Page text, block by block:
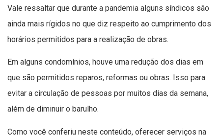
Vale ressaltar que durante a pandemia alguns síndicos são
ainda mais rígidos no que diz respeito ao cumprimento dos
horários permitidos para a realização de obras.
Em alguns condomínios, houve uma redução dos dias em
que são permitidos reparos, reformas ou obras. Isso para
evitar a circulação de pessoas por muitos dias da semana,
além de diminuir o barulho.
Como você conferiu neste conteúdo, oferecer serviços na